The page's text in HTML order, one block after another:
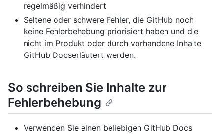
regelmäßig verhindert
Seltene oder schwere Fehler, die GitHub noch
keine Fehlerbehebung priorisiert haben und die
nicht im Produkt oder durch vorhandene Inhalte
GitHub Docserläutert werden.
So schreiben Sie Inhalte zur
Fehlerbehebung
Verwenden Sie einen beliebigen GitHub Docs